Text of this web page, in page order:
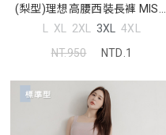
(梨型)理想高腰西裝長褲 MISS.
中大尺碼褲子
L XL 2XL 3XL 4XL
NT.950
NTD.1